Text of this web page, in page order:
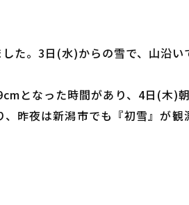
。3日(水)からの雪で、山沿い
となった時間があり、4日(木)
昨夜は新潟市でも『初雪』が